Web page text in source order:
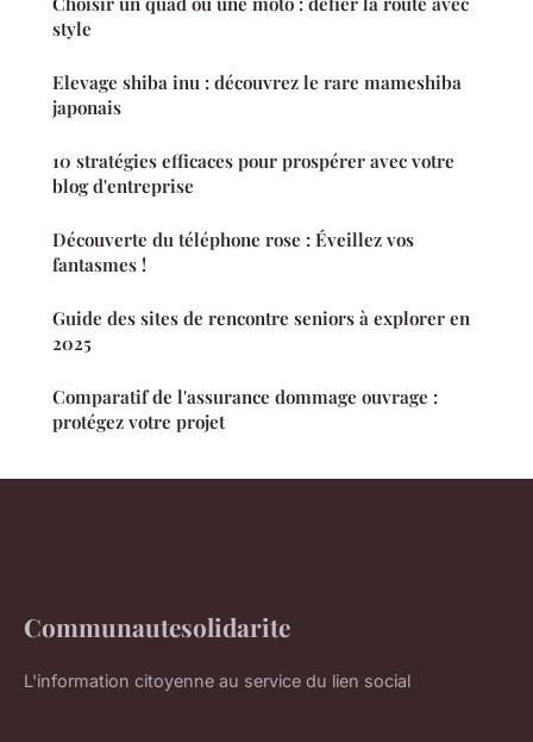
style
Elevage shiba inu : découvrez le rare mameshiba
japonais
10 stratégies efficaces pour prospérer avec votre
blog d'entreprise
Découverte du téléphone rose : Éveillez vos
fantasmes !
Guide des sites de rencontre seniors à explorer en
2025
Comparatif de l'assurance dommage ouvrage :
protégez votre projet
Communautesolidarite
L'information citoyenne au service du lien social